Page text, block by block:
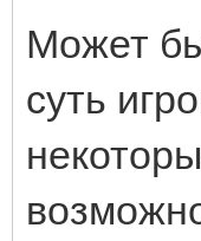
Может
суть